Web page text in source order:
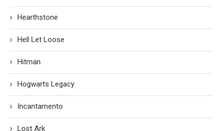
Hearthstone
Hell Let Loose
Hitman
Hogwarts Legacy
Incantamento
Lost Ark